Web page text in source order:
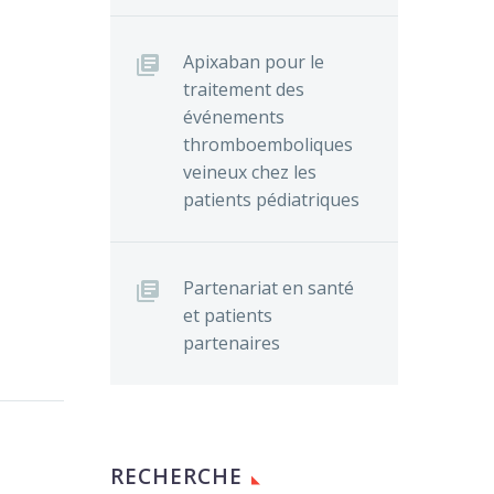
Apixaban pour le
traitement des
événements
thromboemboliques
veineux chez les
patients pédiatriques
Partenariat en santé
et patients
partenaires
RECHERCHE